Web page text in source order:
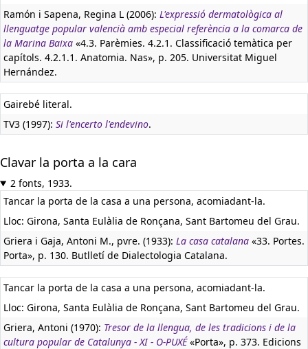
Ramón i Sapena, Regina L (2006): L'expressió dermatològica al
llenguatge popular valencià amb especial referència a la comarca de
la Marina Baixa «4.3. Parèmies. 4.2.1. Classificació temàtica per
capítols. 4.2.1.1. Anatomia. Nas», p. 205. Universitat Miguel
Hernández.
Gairebé literal.
TV3 (1997): Si l'encerto l'endevino.
Clavar la porta a la cara
2 fonts, 1933.
Tancar la porta de la casa a una persona, acomiadant-la.
Lloc: Girona, Santa Eulàlia de Ronçana, Sant Bartomeu del Grau.
Griera i Gaja, Antoni M., pvre. (1933): La casa catalana «33. Portes.
Porta», p. 130. Butlletí de Dialectologia Catalana.
Tancar la porta de la casa a una persona, acomiadant-la.
Lloc: Girona, Santa Eulàlia de Ronçana, Sant Bartomeu del Grau.
Griera, Antoni (1970): Tresor de la llengua, de les tradicions i de la
cultura popular de Catalunya - XI - O-PUXÉ«Porta», p. 373. Edicions